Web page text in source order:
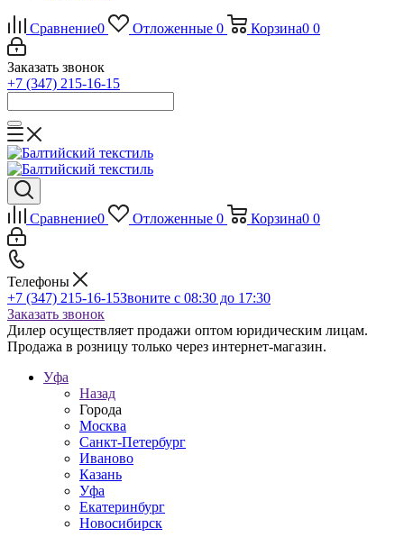
Сравнение0 Отложенные 0 Корзина0 0
Заказать звонок
+7 (347) 215-16-15
Сравнение0 Отложенные 0 Корзина0 0
Телефоны
+7 (347) 215-16-15Звоните с 08:30 до 17:30
Заказать звонок
Дилер осуществляет продажи оптом юридическим лицам.
Продажа в розницу только через интернет-магазин.
Уфа
Назад
Города
Москва
Санкт-Петербург
Иваново
Казань
Уфа
Екатеринбург
Новосибирск